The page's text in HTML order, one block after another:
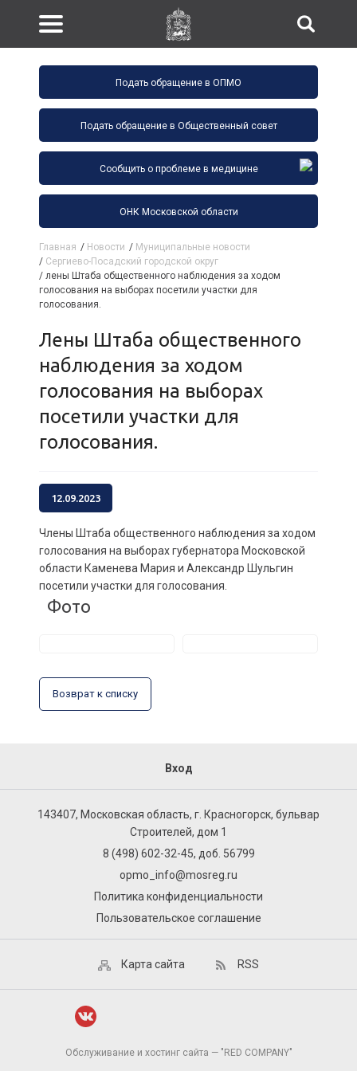
Подать обращение в ОПМО
Подать обращение в Общественный совет
Сообщить о проблеме в медицине
ОНК Московской области
Главная / Новости / Муниципальные новости
/ Сергиево-Посадский городской округ
/ лены Штаба общественного наблюдения за ходом
голосования на выборах посетили участки для
голосования.
лены Штаба общественного
наблюдения за ходом
голосования на выборах
посетили участки для
голосования.
12.09.2023
Члены Штаба общественного наблюдения за ходом
голосования на выборах губернатора Московской
области Каменева Мария и Александр Шульгин
посетили участки для голосования.
Фото
Возврат к списку
Вход
143407, Московская область, г. Красногорск, бульвар
Строителей, дом 1
8 (498) 602-32-45, доб. 56799
opmo_info@mosreg.ru
Политика конфиденциальности
Пользовательское соглашение
Карта сайта RSS
Обслуживание и хостинг сайта — "RED COMPANY"